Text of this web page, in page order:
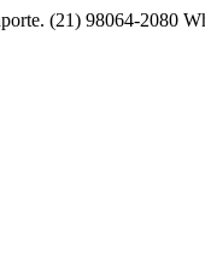
(21) 98064-2080